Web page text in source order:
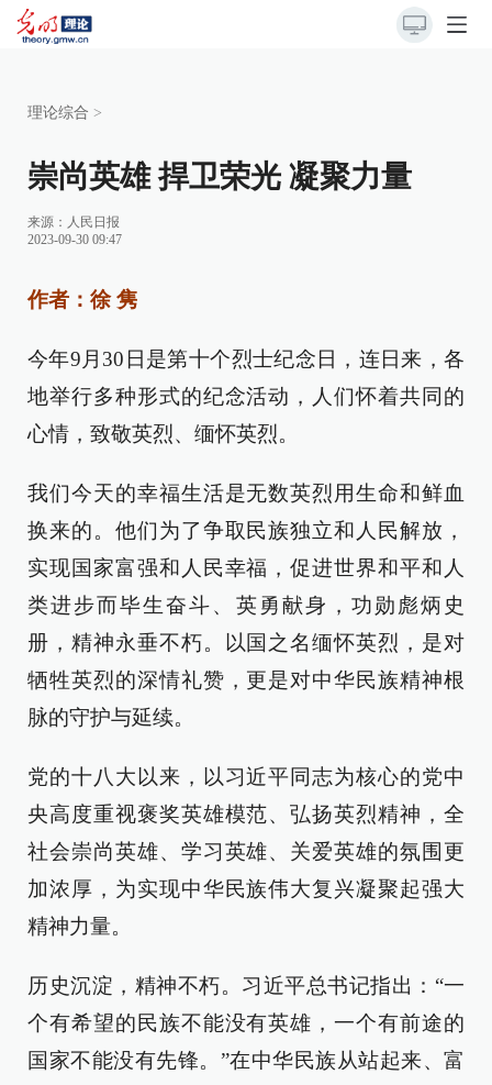
理论综合 >
崇尚英雄 捍卫荣光 凝聚力量
来源： 人民日报
2023-09-30 09:47
作者：徐 隽
今年9月30日是第十个烈士纪念日，连日来，各
地举行多种形式的纪念活动，人们怀着共同的
心情，致敬英烈、缅怀英烈。
我们今天的幸福生活是无数英烈用生命和鲜血
换来的。他们为了争取民族独立和人民解放，
实现国家富强和人民幸福，促进世界和平和人
类进步而毕生奋斗、英勇献身，功勋彪炳史
册，精神永垂不朽。以国之名缅怀英烈，是对
牺牲英烈的深情礼赞，更是对中华民族精神根
脉的守护与延续。
党的十八大以来，以习近平同志为核心的党中
央高度重视褒奖英雄模范、弘扬英烈精神，全
社会崇尚英雄、学习英雄、关爱英雄的氛围更
加浓厚，为实现中华民族伟大复兴凝聚起强大
精神力量。
历史沉淀，精神不朽。习近平总书记指出：“一
个有希望的民族不能没有英雄，一个有前途的
国家不能没有先锋。”在中华民族从站起来、富